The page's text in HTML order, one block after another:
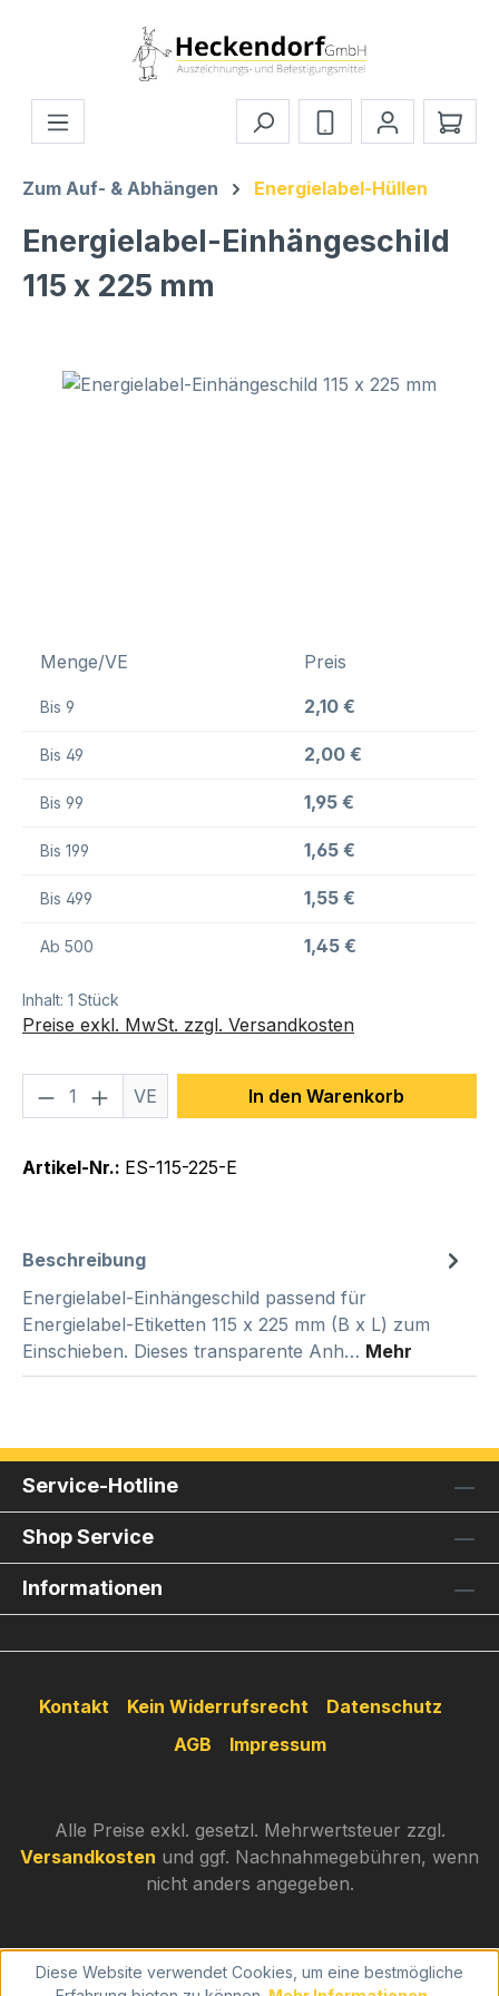
Zum Hauptinhalt springen
Zum Auf- & Abhängen Energielabel-Hüllen
Energielabel-Einhängeschild
115 x 225 mm
Bildergalerie überspringen
Menge/VE Preis
Bis 9 2,10 €
Bis 49 2,00 €
Bis 99 1,95 €
Bis 199 1,65 €
Bis 499 1,55 €
Ab 500 1,45 €
Inhalt: 1 Stück
Preise exkl. MwSt. zzgl. Versandkosten
Produkt Anzahl: Gib den
VE In den Warenkorb
Artikel-Nr.: ES-115-225-E
Beschreibung
Energielabel-Einhängeschild passend für
Energielabel-Etiketten 115 x 225 mm (B x L) zum
Einschieben. Dieses transparente Anh… Mehr
Service-Hotline
Shop Service
Informationen
Kontakt Kein Widerrufsrecht
Datenschutz
AGB
Impressum
Alle Preise exkl. gesetzl. Mehrwertsteuer zzgl.
Versandkosten und ggf. Nachnahmegebühren, wenn
nicht anders angegeben.
Diese Website verwendet Cookies, um eine bestmögliche